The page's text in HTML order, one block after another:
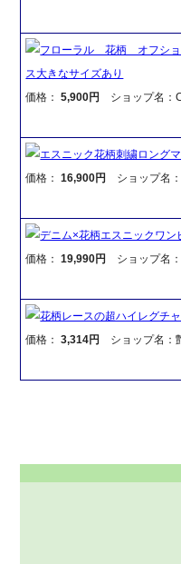
フローラル 花柄 オフシ
ス大きなサイズあり
価格：5,900円 ショップ名：
エスニック花柄刺繍ロング
価格：16,900円 ショップ名
デニム×花柄エスニックワン
価格：19,990円 ショップ名
花柄レースの超ハイレグチ
価格：3,314円 ショップ名：